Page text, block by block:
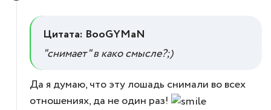
Цитата: BooGYMaN
"снимает" в како смысле?;)
Да я думаю, что эту лошадь снимали во всех
отношениях, да не один раз!